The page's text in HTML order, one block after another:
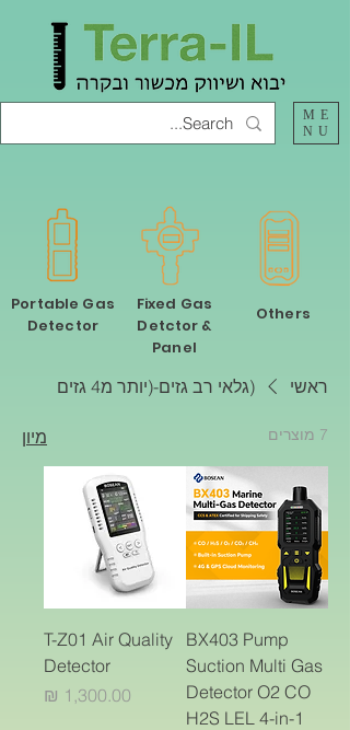
ME
NU
Portable Gas
Detector
Fixed Gas
Detctor &
Panel
Others
ראשי (גלאי רב גזים-(יותר מ4 גזים
7 מוצרים מיון
BX403 Pump
Suction Multi Gas
Detector O2 CO
H2S LEL 4-in-1
T-Z01 Air Quality
Detector
מחיר